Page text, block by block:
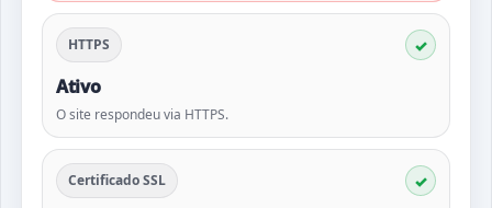
HTTPS
Ativo
O site respondeu via HTTPS.
Certificado SSL